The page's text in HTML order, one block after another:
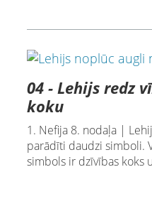
04 - Lehijs redz
koku
1. Nefija 8. nodaļa |
parādīti daudzi simboli.
simbols ir dzīvības koks